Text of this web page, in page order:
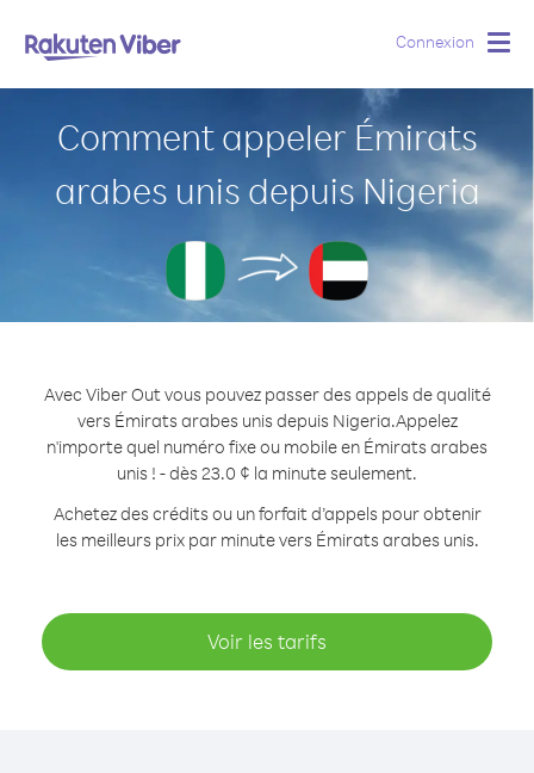
Connexion
Comment appeler Émirats
arabes unis depuis Nigeria
Avec Viber Out vous pouvez passer des appels de qualité
vers Émirats arabes unis depuis Nigeria.Appelez
n'importe quel numéro fixe ou mobile en Émirats arabes
unis ! - dès 23.0 ¢ la minute seulement.
Achetez des crédits ou un forfait d’appels pour obtenir
les meilleurs prix par minute vers Émirats arabes unis.
Voir les tarifs